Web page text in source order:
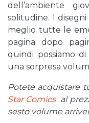
dell’ambiente
solitudine. I disegni
meglio tutte le
pagina dopo
quindi possiamo
una sorpresa
Potete acquistare
Star Comicsal
sesto volume